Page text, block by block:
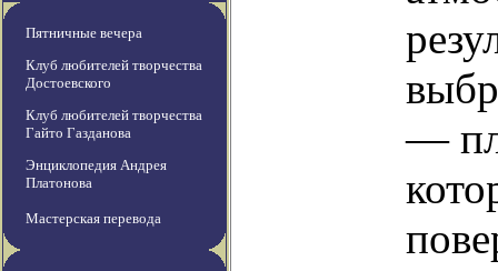
Пятничные вечера
Клуб любителей творчества
Достоевского
Клуб любителей творчества
Гайто Газданова
Энциклопедия Андрея
Платонова
Мастерская перевода
—